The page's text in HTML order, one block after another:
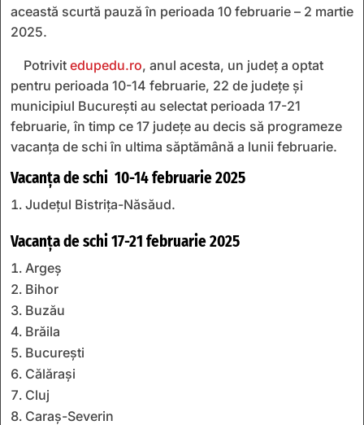
această scurtă pauză în perioada 10 februarie – 2 martie
2025.
Potrivit edupedu.ro, anul acesta, un județ a optat
pentru perioada 10-14 februarie, 22 de județe și
municipiul București au selectat perioada 17-21
februarie, în timp ce 17 județe au decis să programeze
vacanța de schi în ultima săptămână a lunii februarie.
Vacanța de schi 10-14 februarie 2025
Județul Bistrița-Năsăud.
Vacanța de schi 17-21 februarie 2025
Argeș
Bihor
Buzău
Brăila
București
Călărași
Cluj
Caraș-Severin